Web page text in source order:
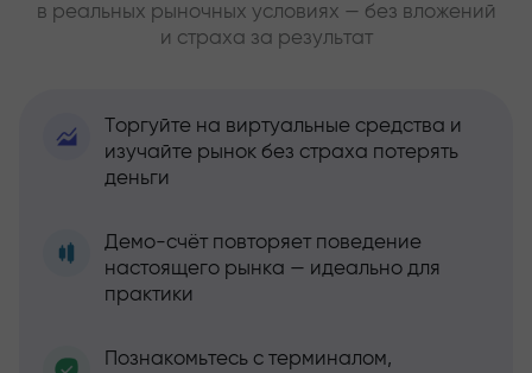
в реальных рыночных условиях — без вложений
и страха за результат
Торгуйте на виртуальные средства и
изучайте рынок без страха потерять
деньги
Демо-счёт повторяет поведение
настоящего рынка — идеально для
практики
Познакомьтесь с терминалом,